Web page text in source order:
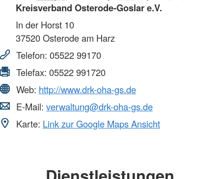
Kreisverband Osterode-Goslar e.V.
In der Horst 10
37520Osterode am Harz
Telefon: 05522 99170
Telefax: 05522 991720
Web: http://www.drk-oha-gs.de
E-Mail: verwaltung@drk-oha-gs.de
Karte: Link zur Google Maps Ansicht